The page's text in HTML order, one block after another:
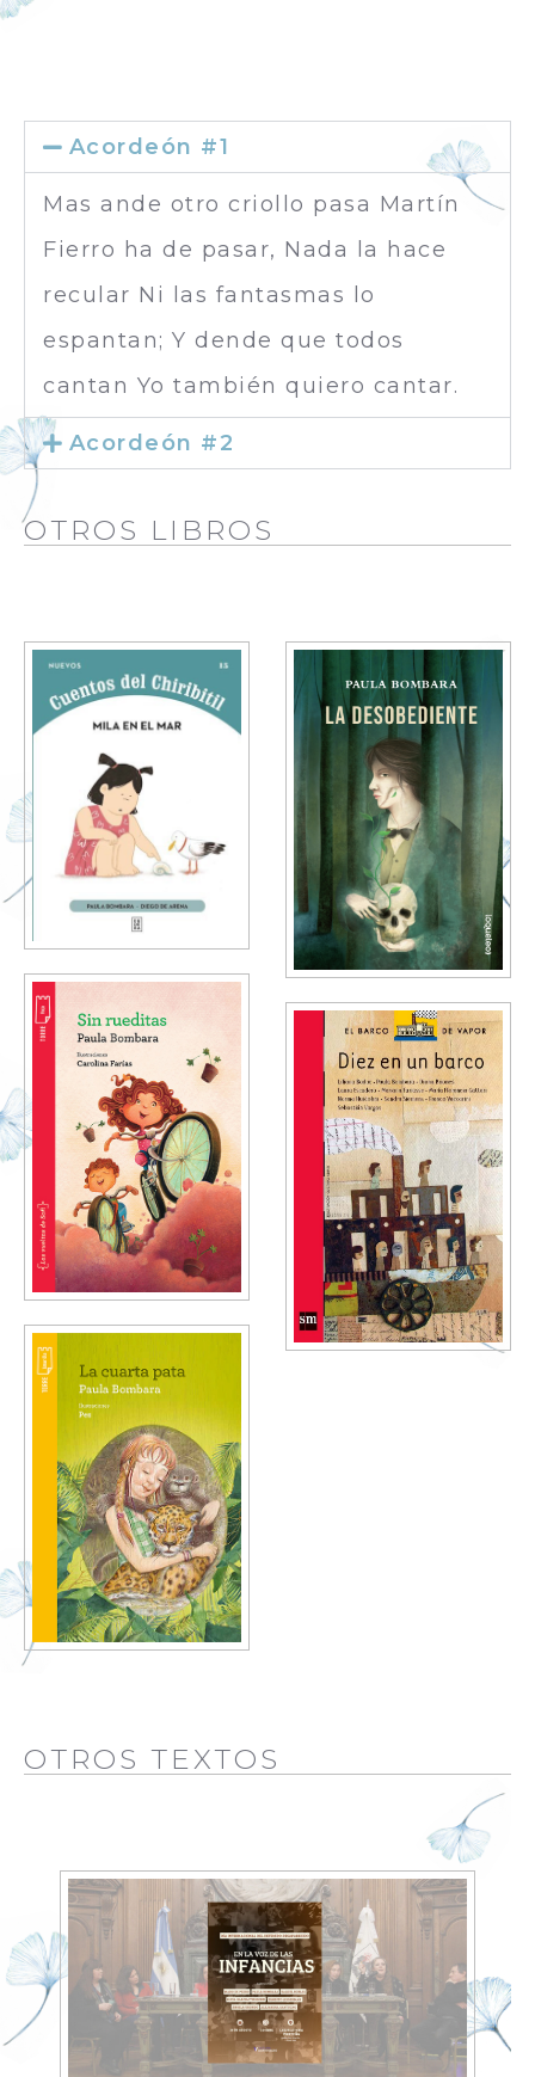
Acordeón #1
Mas ande otro criollo pasa Martín
Fierro ha de pasar, Nada la hace
recular Ni las fantasmas lo
espantan; Y dende que todos
cantan Yo también quiero cantar.
Acordeón #2
OTROS LIBROS
OTROS TEXTOS